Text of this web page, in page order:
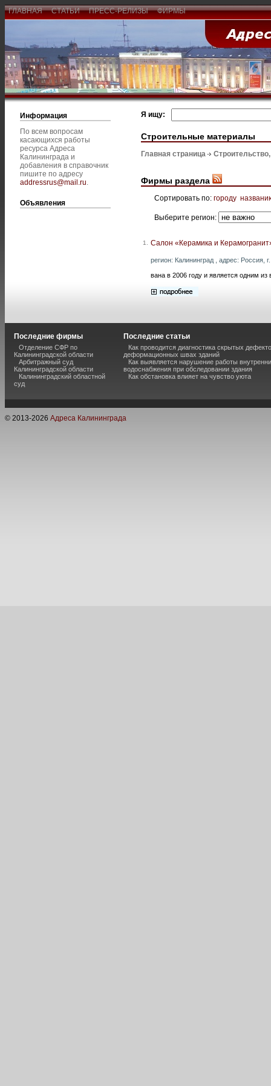
ГЛАВНАЯ СТАТЬИ ПРЕСС-РЕЛИЗЫ ФИРМЫ
Информация
По всем вопросам
касающихся работы
ресурса Адреса
Калининграда и
добавления в справочник
пишите по адресу
addressrus@mail.ru.
Объявления
Я ищу:
Строительные материалы
Главная страница
Фирмы раздела
Сортировать по: городу
Выберите регион:
1. Салон «Керамика и
регион: Калининград , адрес: Россия,
вана в 2006 году и является одним
Последние фирмы
Отделение СФР по
Калининградской области
Арбитражный суд
Калининградской области
Калининградский областной
суд
Последние статьи
Как проводится диагностика скрытых
деформационных швах зданий
Как выявляется нарушение работы
водоснабжения при обследовании здания
Как обстановка влияет на чувство уюта
© 2013-2026 Адреса Калининграда